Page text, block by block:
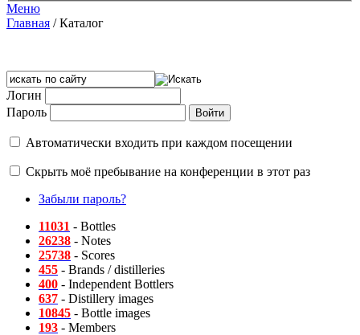
Меню
Главная /Каталог
Логин
Пароль
Автоматически входить при каждом посещении
Скрыть моё пребывание на конференции в этот раз
Забыли пароль?
11031 - Bottles
26238 - Notes
25738 - Scores
455 - Brands / distilleries
400 - Independent Bottlers
637 - Distillery images
10845 - Bottle images
193 - Members